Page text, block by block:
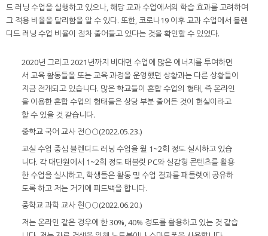
드 러닝 수업을 실행하고 있으나, 해당 교과 수업에서의 학습 효과를 고려하여
그 적용 비율을 달리함을 알 수 있다. 또한, 코로나19 이후 교과 수업에서 블렌
디드 러닝 수업 비율이 점차 줄어들고 있다는 것을 확인할 수 있었다.
2020년 그리고 2021년까지 비대면 수업에 많은 에너지를 투여하면
서 교육 활동들을 또는 교육 과정을 운영했던 상황과는 다른 상황들이
지금 전개되고 있습니다. 많은 학교들이 혼합 수업의 형태, 즉 온라인
을 이용한 혼합 수업의 형태들은 상당 부분 줄어든 것이 현실이라고
할 수 있을 것 같습니다.
중학교 국어 교사 전○○(2022.05.23.)
교실 수업 중심 블렌디드 러닝 수업을 월 1~2회 정도 실시하고 있습
니다. 각 대단원에서 1~2회 정도 태블릿 PC와 실감형 콘텐츠를 활용
한 수업을 실시하고, 학생들은 활동 및 수업 결과를 패들렛에 공유하
도록 하고 저는 거기에 피드백을 합니다.
중학교 과학 교사 현○○(2022.06.20.)
저는 온라인 같은 경우에 한 30%, 40% 정도를 활용하고 있는 것 같습